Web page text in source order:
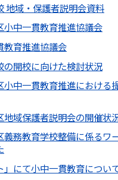
地域・保護者説明会資料
小中一貫教育推進協議会
教育推進協議会
の開校に向けた検討状況
小中一貫教育推進における
地域保護者説明会の開催状
義務教育学校整備に係るワ
」にて小中一貫教育につい